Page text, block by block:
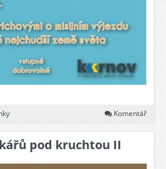
Komentář
pod kruchtou II